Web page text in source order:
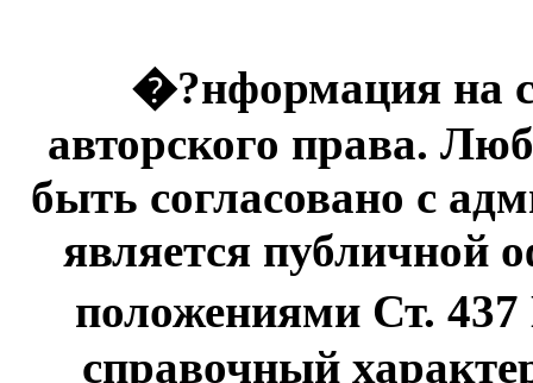
�?нформация на
авторского права.
быть согласовано с
является публичной
положениями Ст.
справочный